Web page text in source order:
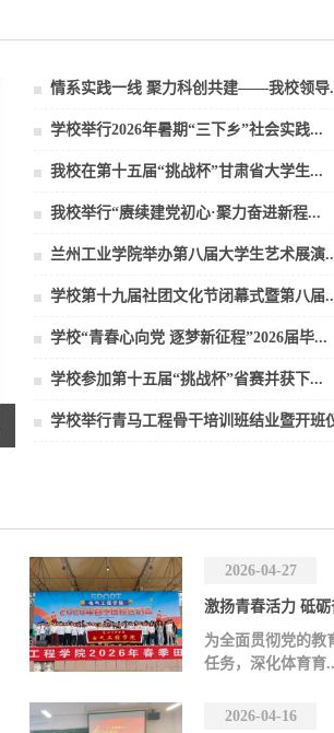
情系实践一线 聚力科创共建——我校领导
学校举行2026年暑期“三下乡”社会实践...
我校在第十五届“挑战杯”甘肃省大学生...
​我校举行“赓续建党初心·聚力奋进新程...
兰州工业学院举办第八届大学生艺术展演
学校第十九届社团文化节闭幕式暨第八届
学校“青春心向党 逐梦新征程”2026届毕...
学校参加第十五届“挑战杯”省赛并获下...
学校举行青马工程骨干培训班结业暨开班
2026-04-27
激扬青春活力 砥
为全面贯彻党的教
任务，深化体育育
2026-04-16